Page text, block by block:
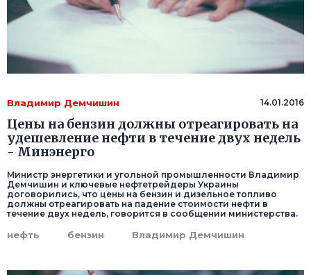
Владимир Демчишин 14.01.2016
Цены на бензин должны отреагировать на
удешевление нефти в течение двух недель
- Минэнерго
Министр энергетики и угольной промышленности Владимир
Демчишин и ключевые нефтетрейдеры Украины
договорились, что цены на бензин и дизельное топливо
должны отреагировать на падение стоимости нефти в
течение двух недель, говорится в сообщении министерства.
нефть бензин Владимир Демчишин